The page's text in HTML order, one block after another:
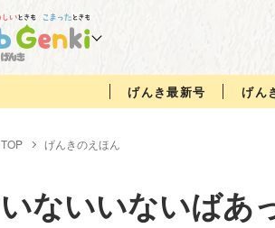
げんき最新号 げん
TOP げんきのえほん
いないいないばあ